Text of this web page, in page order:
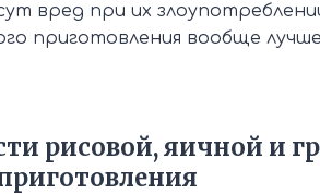
вред при их
приготовления вообще
рисовой, яичной и